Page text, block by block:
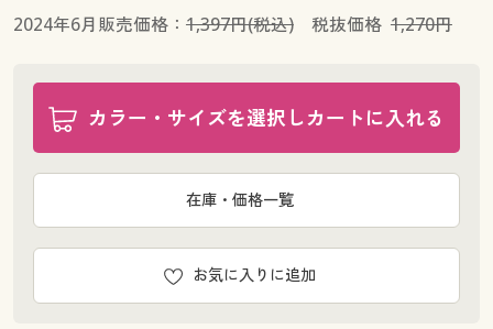
2024年6月販売価格： 1,397円(税込)税抜価格 1,270円
カラー・サイズを選択しカートに入れる
お気に入りに追加
在庫・価格一覧